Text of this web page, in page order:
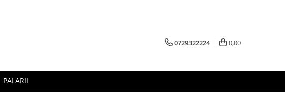
0729322224 0,00
PALARII